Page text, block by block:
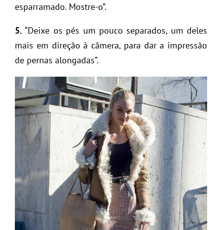
esparramado. Mostre-o”.
5. “Deixe os pés um pouco separados, um deles
mais em direção à câmera, para dar a impressão
de pernas alongadas”.